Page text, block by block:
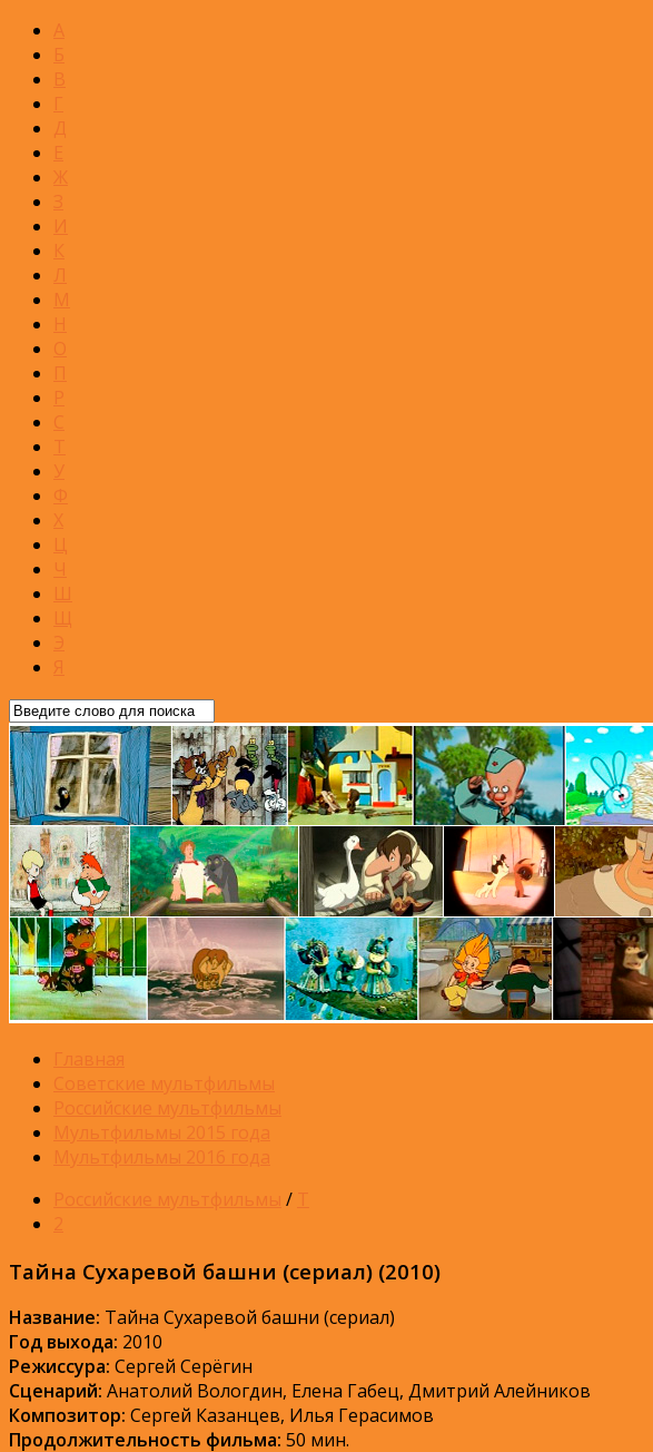
А
Б
В
Г
Д
Е
Ж
З
И
К
Л
М
Н
О
П
Р
С
Т
У
Ф
Х
Ц
Ч
Ш
Щ
Э
Я
Главная
Советские мультфильмы
Российские мультфильмы
Мультфильмы 2015 года
Мультфильмы 2016 года
Российские мультфильмы / Т
2
Тайна Сухаревой башни (сериал) (2010)
Название: Тайна Сухаревой башни (сериал)
Год выхода: 2010
Режиссура: Сергей Серёгин
Сценарий: Анатолий Вологдин, Елена Габец, Дмитрий Алейников
Композитор: Сергей Казанцев, Илья Герасимов
Продолжительность фильма: 50 мин.